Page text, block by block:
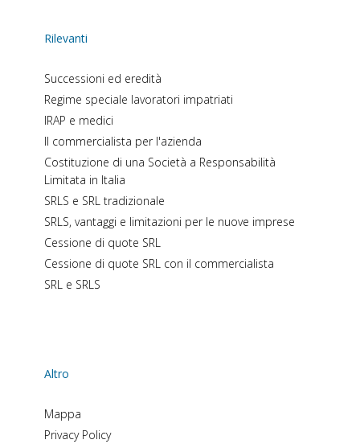
Rilevanti
Successioni ed eredità
Regime speciale lavoratori impatriati
IRAP e medici
Il commercialista per l'azienda
Costituzione di una Società a Responsabilità
Limitata in Italia
SRLS e SRL tradizionale
SRLS, vantaggi e limitazioni per le nuove imprese
Cessione di quote SRL
Cessione di quote SRL con il commercialista
SRL e SRLS
Altro
Mappa
Privacy Policy